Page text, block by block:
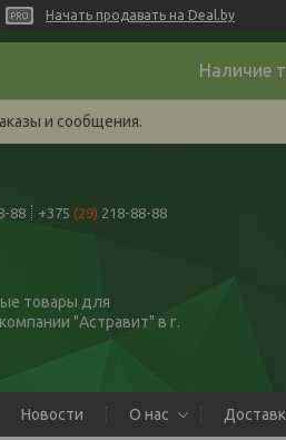
Начать продавать на Deal.by
Наличие
и сообщения.
88 +375 (29) 218-88-88
товары для
"Астравит" в г.
Новости О нас